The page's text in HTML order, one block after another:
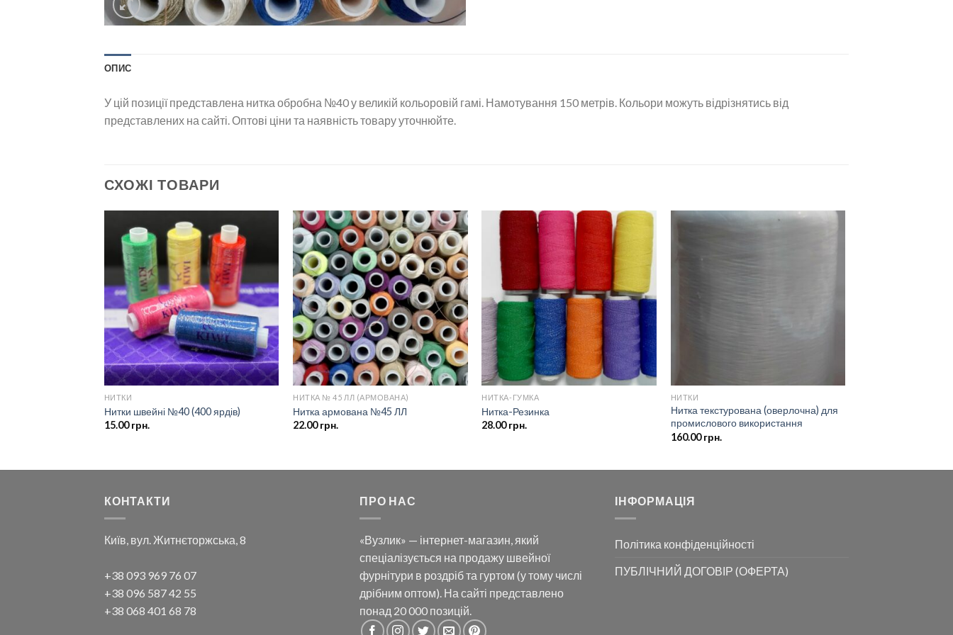
ОПИС
У цій позиції представлена нитка обробна №40 у великій кольоровій гамі. Намотування 150 метрів. Кольори можуть відрізнятись від
представлених на сайті. Оптові ціни та наявність товару уточнюйте.
СХОЖІ ТОВАРИ
Додати
списку
бажань
НИТКИ
Нитки швейні №40 (400 ярдів)
15.00грн.
Додати
до
списку
бажань
НИТКА № 45 ЛЛ (АРМОВАНА)
Нитка армована №45 ЛЛ
22.00грн.
НИТКА-ГУМКА
Нитка-Резинка
28.00грн.
НИТКИ
Нитка текстурована (оверлочна) для
промислового використання
160.00грн.
КОНТАКТИ
Київ, вул. Житнєторжська, 8
+38 093 969 76 07
+38 096 587 42 55
+38 068 401 68 78
ПРО НАС
«Вузлик» — інтернет-магазин, який
спеціалізується на продажу швейної
фурнітури в роздріб та гуртом (у тому числі
дрібним оптом). На сайті представлено
понад 20 000 позицій.
ІНФОРМАЦІЯ
Політика конфіденційності
ПУБЛІЧНИЙ ДОГОВІР (ОФЕРТА)